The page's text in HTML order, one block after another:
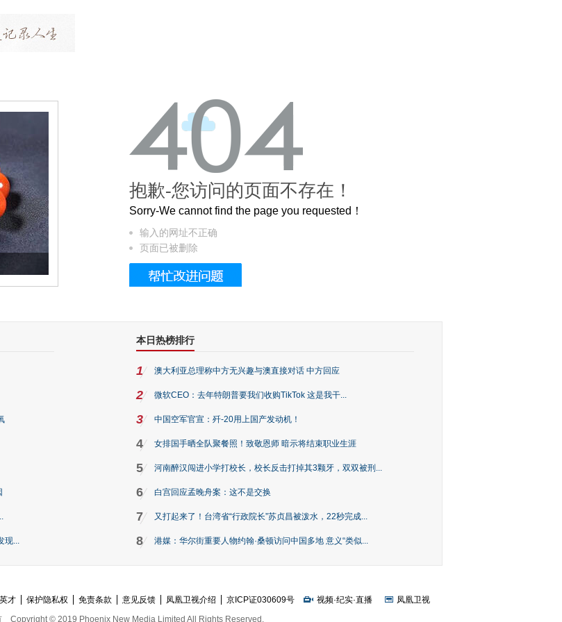
这个3.2米的长卷，还原了600岁的紫禁城
抱歉-您访问的页面不存在！
Sorry-We cannot find the page you requested！
输入的网址不正确
页面已被删除
现...
本日热榜排行
1 澳大利亚总理称中方无兴趣与澳直接对话 中方回应
2 微软CEO：去年特朗普要我们收购TikTok 这是我干...
3 中国空军官宣：歼-20用上国产发动机！
4 女排国手晒全队聚餐照！致敬恩师 暗示将结束职业生涯
5 河南醉汉闯进小学打校长，校长反击打掉其3颗牙，双双被刑...
6 白宫回应孟晚舟案：这不是交换
7 又打起来了！台湾省“行政院长”苏贞昌被泼水，22秒完成...
8 港媒：华尔街重要人物约翰·桑顿访问中国多地 意义“类似...
才 保护隐私权 免责条款 意见反馈 凤凰卫视介绍 京ICP证030609号 视频·纪实·直播
凤凰卫视
Copyright © 2019 Phoenix New Media Limited All Rights Reserved.